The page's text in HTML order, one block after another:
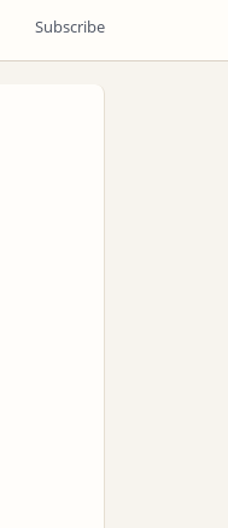
Subscribe